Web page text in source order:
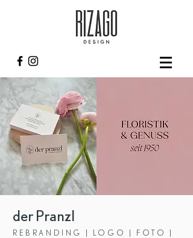
der Pranzl
REBRANDING | LOGO | FOTO |